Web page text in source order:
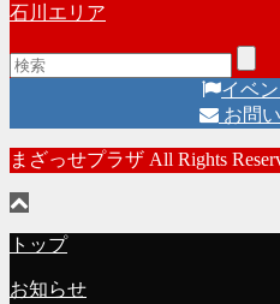
石川エリア
イベ
お問
まざっせプラザ All Rights
トップ
お知らせ